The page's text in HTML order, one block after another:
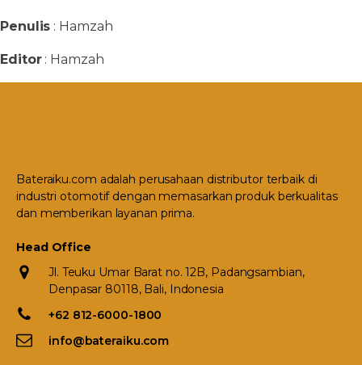
Penulis : Hamzah
Editor: Hamzah
Bateraiku.com adalah perusahaan distributor terbaik di
industri otomotif dengan memasarkan produk berkualitas
dan memberikan layanan prima.
Head Office
Jl. Teuku Umar Barat no. 12B, Padangsambian,
Denpasar 80118, Bali, Indonesia
+62 812-6000-1800
info@bateraiku.com